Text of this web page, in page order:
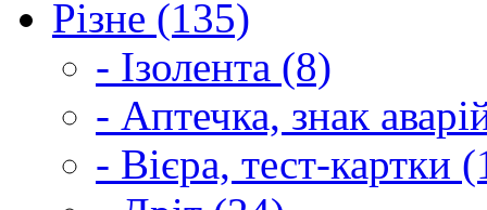
Різне (135)
- Ізолента (8)
- Аптечка, знак
- Вієра, тест-картки